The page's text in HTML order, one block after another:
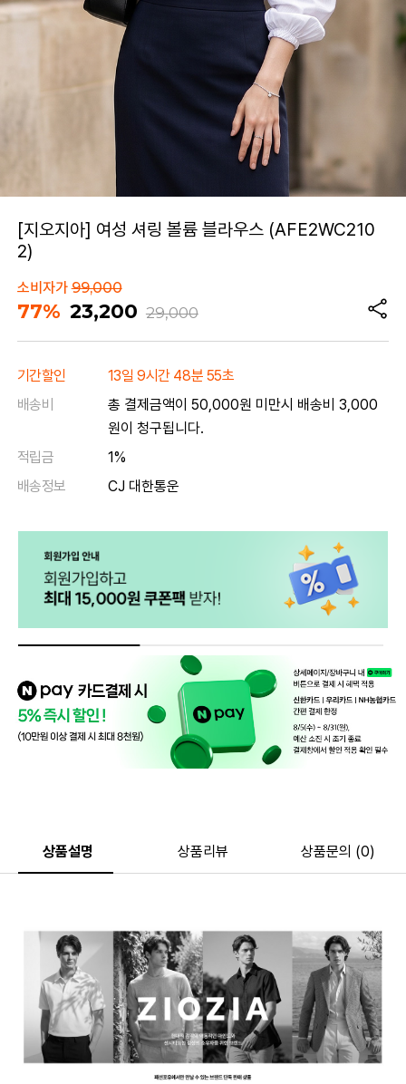
[지오지아] 여성 셔링 볼륨 블라우스 (AFE2WC210
2)
소비자가99,000
77% 23,200 29,000
기간할인
13일 9시간 48분 55초
배송비
총 결제금액이 50,000원 미만시 배송비 3,000
원이 청구됩니다.
적립금
1%
배송정보
CJ 대한통운
상품설명 상품리뷰 상품문의 (0)